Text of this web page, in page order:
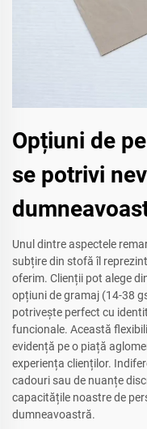
Opțiuni de
se potrivi
Unul dintre aspectele
subțire din stofă îl
oferim. Clienții pot alege
opțiuni de gramaj (14-38
potrivește perfect cu
funcionale. Această
evidență pe o piață
experiența clienților.
cadouri sau de nuanțe
capacitățile noastre de
dumneavoastră.